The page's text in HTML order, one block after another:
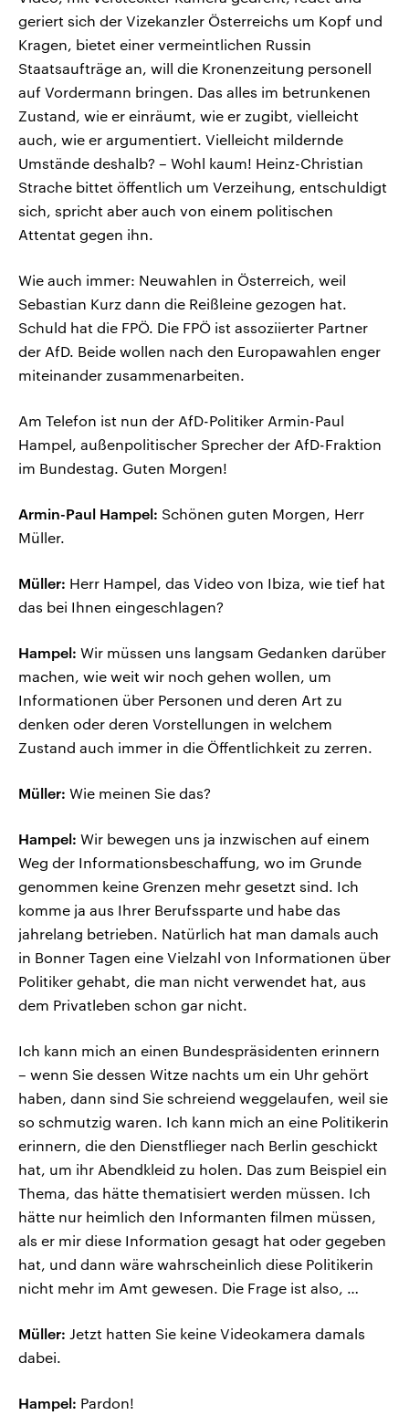
geriert sich der Vizekanzler Österreichs um Kopf und
Kragen, bietet einer vermeintlichen Russin
Staatsaufträge an, will die Kronenzeitung personell
auf Vordermann bringen. Das alles im betrunkenen
Zustand, wie er einräumt, wie er zugibt, vielleicht
auch, wie er argumentiert. Vielleicht mildernde
Umstände deshalb? – Wohl kaum! Heinz-Christian
Strache bittet öffentlich um Verzeihung, entschuldigt
sich, spricht aber auch von einem politischen
Attentat gegen ihn.
Wie auch immer: Neuwahlen in Österreich, weil
Sebastian Kurz dann die Reißleine gezogen hat.
Schuld hat die FPÖ. Die FPÖ ist assoziierter Partner
der AfD. Beide wollen nach den Europawahlen enger
miteinander zusammenarbeiten.
Am Telefon ist nun der AfD-Politiker Armin-Paul
Hampel, außenpolitischer Sprecher der AfD-Fraktion
im Bundestag. Guten Morgen!
Armin-Paul Hampel: Schönen guten Morgen, Herr
Müller.
Müller: Herr Hampel, das Video von Ibiza, wie tief hat
das bei Ihnen eingeschlagen?
Hampel: Wir müssen uns langsam Gedanken darüber
machen, wie weit wir noch gehen wollen, um
Informationen über Personen und deren Art zu
denken oder deren Vorstellungen in welchem
Zustand auch immer in die Öffentlichkeit zu zerren.
Müller: Wie meinen Sie das?
Hampel: Wir bewegen uns ja inzwischen auf einem
Weg der Informationsbeschaffung, wo im Grunde
genommen keine Grenzen mehr gesetzt sind. Ich
komme ja aus Ihrer Berufssparte und habe das
jahrelang betrieben. Natürlich hat man damals auch
in Bonner Tagen eine Vielzahl von Informationen über
Politiker gehabt, die man nicht verwendet hat, aus
dem Privatleben schon gar nicht.
Ich kann mich an einen Bundespräsidenten erinnern
– wenn Sie dessen Witze nachts um ein Uhr gehört
haben, dann sind Sie schreiend weggelaufen, weil sie
so schmutzig waren. Ich kann mich an eine Politikerin
erinnern, die den Dienstflieger nach Berlin geschickt
hat, um ihr Abendkleid zu holen. Das zum Beispiel ein
Thema, das hätte thematisiert werden müssen. Ich
hätte nur heimlich den Informanten filmen müssen,
als er mir diese Information gesagt hat oder gegeben
hat, und dann wäre wahrscheinlich diese Politikerin
nicht mehr im Amt gewesen. Die Frage ist also, …
Müller: Jetzt hatten Sie keine Videokamera damals
dabei.
Hampel: Pardon!